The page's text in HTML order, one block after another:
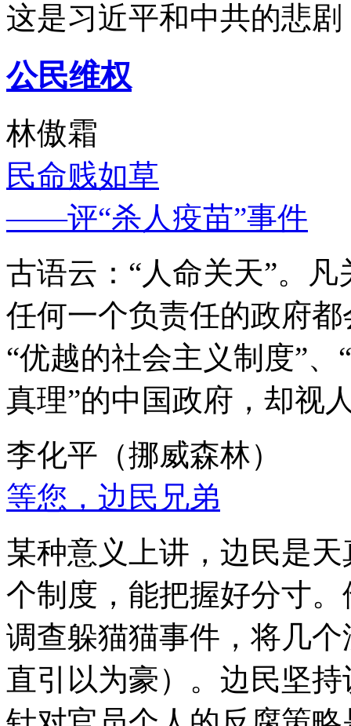
这是习近平和中共的悲
公民维权
林傲霜
民命贱如草
——评“杀人疫苗”事件
古语云：“人命关天”。
任何一个负责任的政府
“优越的社会主义制度”
真理”的中国政府，却视
李化平（挪威森林）
等您，边民兄弟
某种意义上讲，边民是
个制度，能把握好分寸
调查躲猫猫事件，将几
直引以为豪）。边民坚